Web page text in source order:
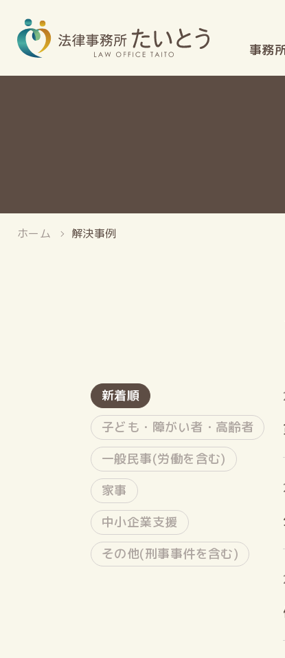
事務
ホーム 解決事例
新着順
子ども・障がい者・高齢者
一般民事(労働を含む)
家事
中小企業支援
その他(刑事事件を含む)